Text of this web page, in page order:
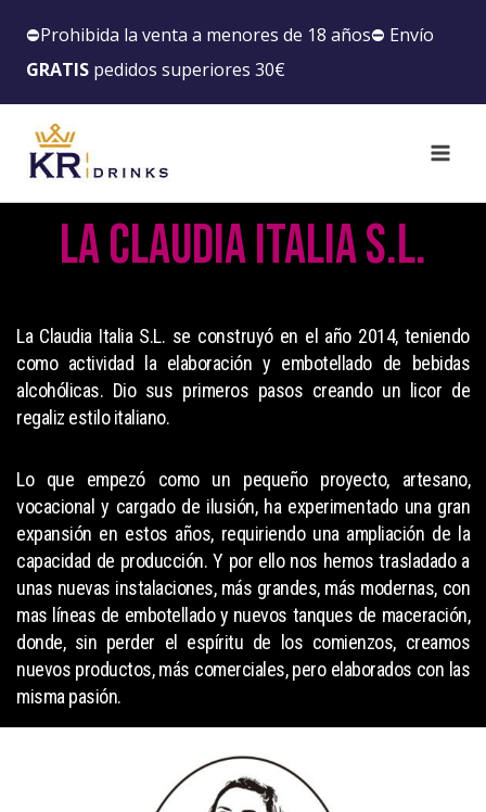
⛔️Prohibida la venta a menores de 18 años⛔️ Envío
GRATIS pedidos superiores 30€
La Claudia Italia S.L.
La Claudia Italia S.L. se construyó en el año 2014, teniendo
como actividad la elaboración y embotellado de bebidas
alcohólicas. Dio sus primeros pasos creando un licor de
regaliz estilo italiano.
Lo que empezó como un pequeño proyecto, artesano,
vocacional y cargado de ilusión, ha experimentado una gran
expansión en estos años, requiriendo una ampliación de la
capacidad de producción. Y por ello nos hemos trasladado a
unas nuevas instalaciones, más grandes, más modernas, con
mas líneas de embotellado y nuevos tanques de maceración,
donde, sin perder el espíritu de los comienzos, creamos
nuevos productos, más comerciales, pero elaborados con las
misma pasión.